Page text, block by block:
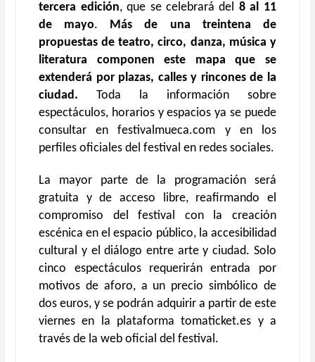
tercera edición, que se celebrará del 8 al 11
de mayo. Más de una treintena de
propuestas de teatro, circo, danza, música y
literatura componen este mapa que se
extenderá por plazas, calles y rincones de la
ciudad. Toda la información sobre
espectáculos, horarios y espacios ya se puede
consultar en festivalmueca.com y en los
perfiles oficiales del festival en redes sociales.
La mayor parte de la programación será
gratuita y de acceso libre, reafirmando el
compromiso del festival con la creación
escénica en el espacio público, la accesibilidad
cultural y el diálogo entre arte y ciudad. Solo
cinco espectáculos requerirán entrada por
motivos de aforo, a un precio simbólico de
dos euros, y se podrán adquirir a partir de este
viernes en la plataforma tomaticket.es y a
través de la web oficial del festival.